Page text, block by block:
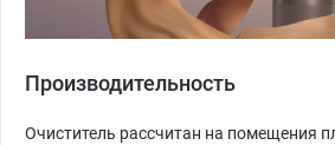
Производительность
Очиститель рассчитан на помещения